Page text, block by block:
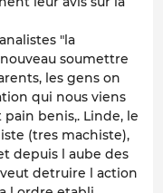
"la
soumettre
les gens on
qui nous viens
benis,. Linde, le
(tres machiste),
depuis l aube des
detruire l action